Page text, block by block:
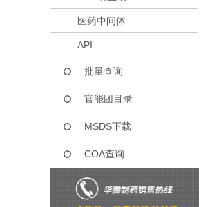
医药中间体
API
批量查询
官能团目录
MSDS下载
COA查询